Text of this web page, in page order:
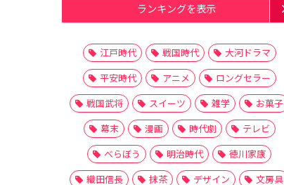
ランキングを表示
江戸時代 戦国時代
大河ドラマ
平安時代
アニメ
ロングセラー
戦国武将
スイーツ 雑学
お菓子
幕末
漫画 時代劇
テレビ
べらぼう
明治時代
徳川家康
織田信長
抹茶 デザイン
文房具